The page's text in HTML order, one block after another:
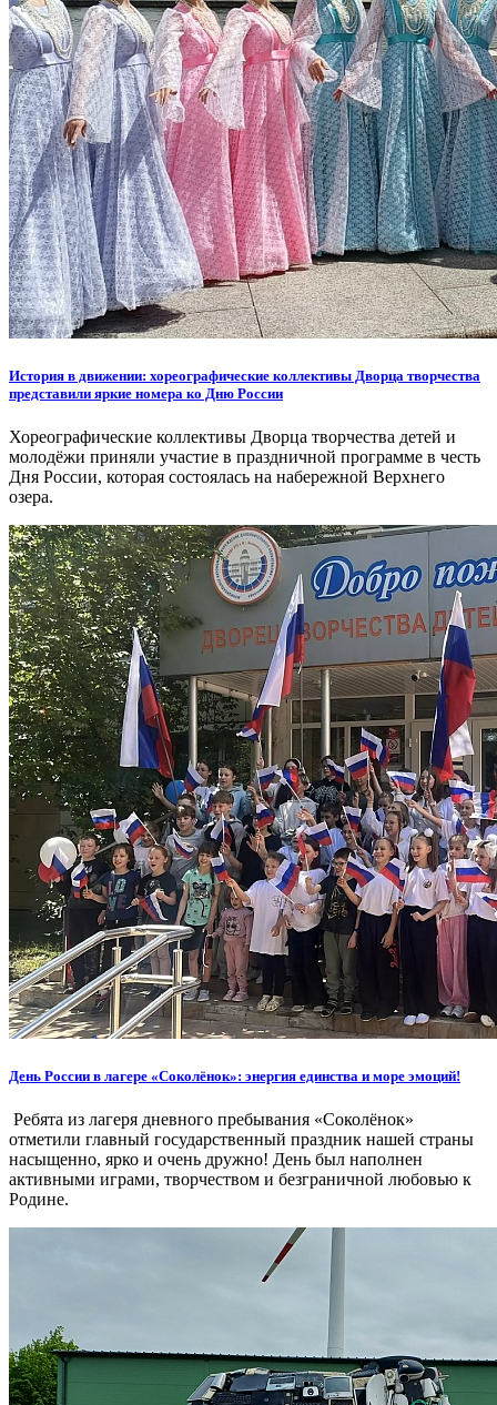
История в движении: хореографические коллективы Дворца творчества
представили яркие номера ко Дню России
Хореографические коллективы Дворца творчества детей и
молодёжи приняли участие в праздничной программе в честь
Дня России, которая состоялась на набережной Верхнего
озера.
День России в лагере «Соколёнок»: энергия единства и море эмоций!
Ребята из лагеря дневного пребывания «Соколёнок»
отметили главный государственный праздник нашей страны
насыщенно, ярко и очень дружно! День был наполнен
активными играми, творчеством и безграничной любовью к
Родине.